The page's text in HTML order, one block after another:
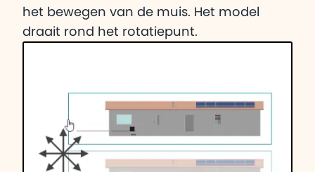
het bewegen van de muis. Het model
draait rond het rotatiepunt.